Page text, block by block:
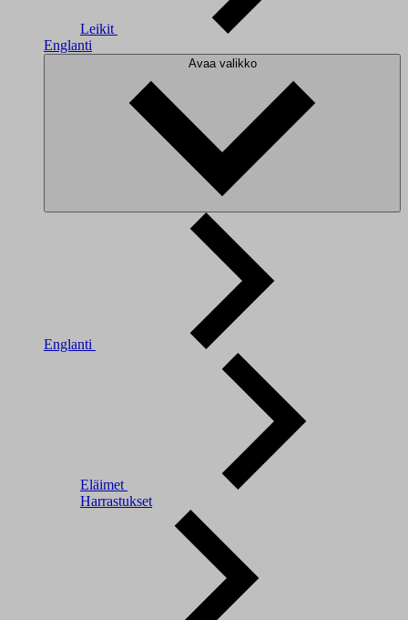
Leikit
Englanti
Avaa valikko
Englanti
Eläimet
Harrastukset